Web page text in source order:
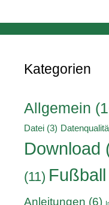
Kategorien
Allgemein
Datei (3)
Download
(11) Fußball
Anleitungen (6)